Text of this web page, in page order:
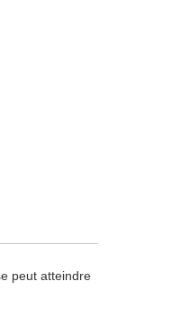
peut atteindre